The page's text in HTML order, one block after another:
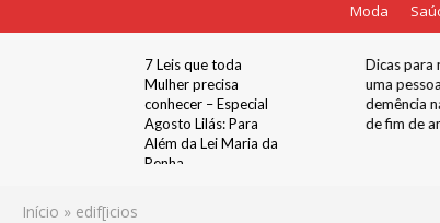
Moda
7 Leis que toda
Mulher precisa
conhecer – Especial
Agosto Lilás: Para
Além da Lei Maria da
Penha
Dicas para
uma
demência
de fim de
Início » edif[icios